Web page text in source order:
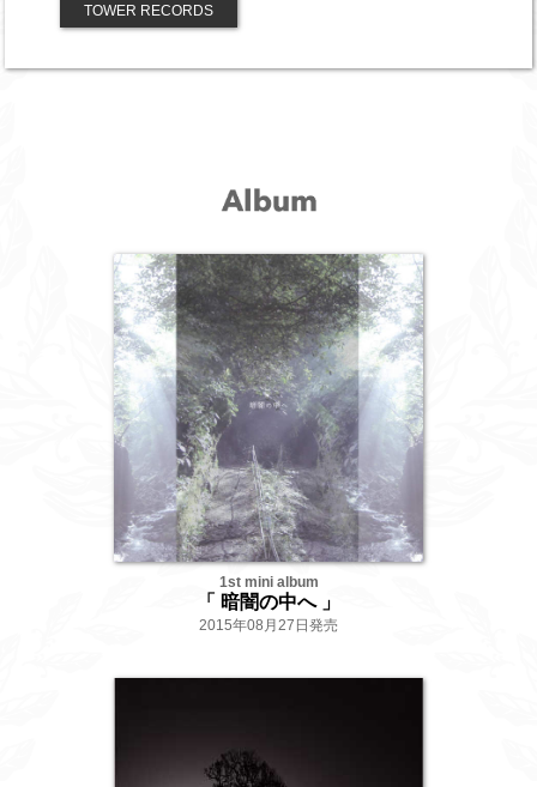
TOWER RECORDS
1st mini album
「 暗闇の中へ 」
2015年08月27日発売